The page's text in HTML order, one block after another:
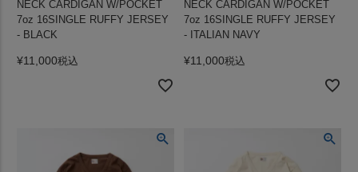
NECK CARDIGAN W/POCKET
7oz 16SINGLE RUFFY JERSEY
- BLACK
¥11,000税込
NECK CARDIGAN W/POCKET
7oz 16SINGLE RUFFY JERSEY
- ITALIAN NAVY
¥11,000税込